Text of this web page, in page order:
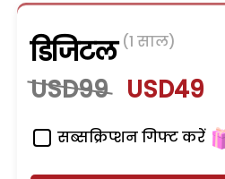
डिजिटल (1 साल)
USD99 USD49
सब्सक्रिप्शन गिफ्ट करें